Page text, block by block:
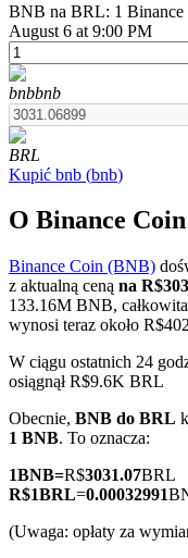
Kontrakty
Kontrakty
Kontrakty
TradFi
Instrumenty
towary
BNB na BRL: 1 Binance
August 6 at 9:00 PM
bnbbnb
BRL
Kupić bnb (bnb)
O Binance Coin
Binance Coin (BNB)
z aktualną ceną na
133.16M BNB,
wynosi teraz około
W ciągu ostatnich 24
osiągnął R$9.6K BRL
Obecnie, BNB do BRL
1 BNB. To oznacza:
1BNB=R$3031.07BRL
R$1BRL=0.00032991
(Uwaga: opłaty za